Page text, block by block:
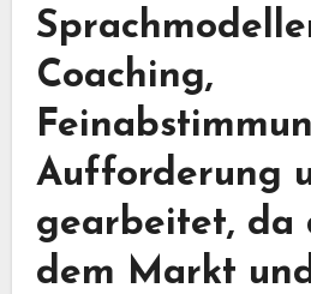
Coaching,
Aufforderung
gearbeitet, da
dem Markt